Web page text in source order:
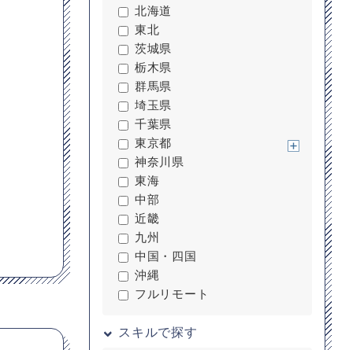
北海道
東北
茨城県
栃木県
群馬県
埼玉県
千葉県
東京都
神奈川県
東海
中部
近畿
九州
中国・四国
沖縄
フルリモート
スキルで探す